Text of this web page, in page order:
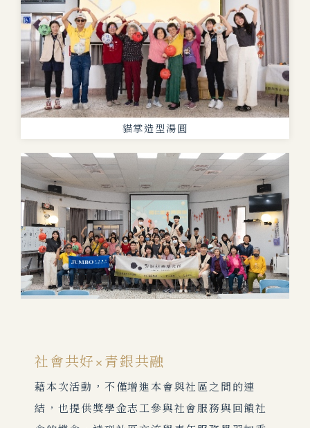
貓掌造型湯圓
社會共好×青銀共融
藉本次活動，不僅增進本會與社區之間的連
結，也提供獎學金志工參與社會服務與回饋社